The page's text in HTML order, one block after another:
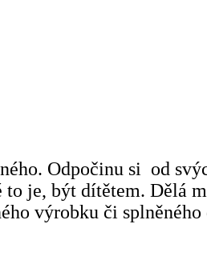
Odpočinu si od
je, být dítětem. Dělá
výrobku či